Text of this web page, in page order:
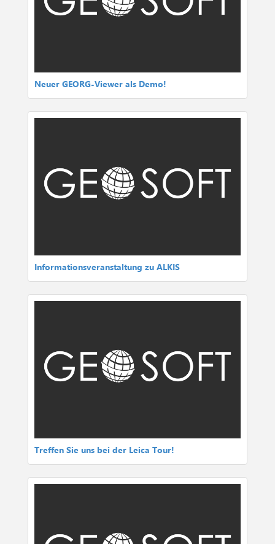
Neuer GEORG-Viewer als Demo!
Informationsveranstaltung zu ALKIS
Treffen Sie uns bei der Leica Tour!